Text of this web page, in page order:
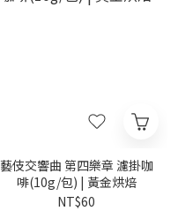
藝伎交響曲 第四樂章 濾掛咖
啡(10g/包) | 黃金烘焙
NT$60